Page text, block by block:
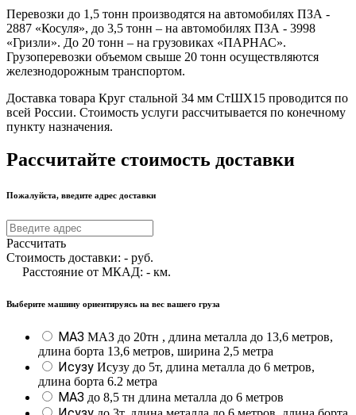
Перевозки до 1,5 тонн производятся на автомобилях ПЗА -
2887 «Косуля», до 3,5 тонн – на автомобилях ПЗА - 3998
«Гризли». До 20 тонн – на грузовиках «ПАРНАС».
Грузоперевозки объемом свыше 20 тонн осуществляются
железнодорожным транспортом.
Доставка товара Круг стальной 34 мм СтШХ15 проводится по
всей России. Стоимость услуги рассчитывается по конечному
пункту назначения.
Рассчитайте стоимость доставки
Пожалуйста, введите адрес доставки
Рассчитать
Стоимость доставки: - руб.
Расстояние от МКАД: - км.
Выберите машину ориентируясь на вес вашего груза
МАЗ МАЗ до 20тн , длина металла до 13,6 метров,
длина борта 13,6 метров, ширина 2,5 метра
Исузу Исузу до 5т, длина металла до 6 метров,
длина борта 6.2 метра
МАЗ до 8,5 тн длина металла до 6 метров